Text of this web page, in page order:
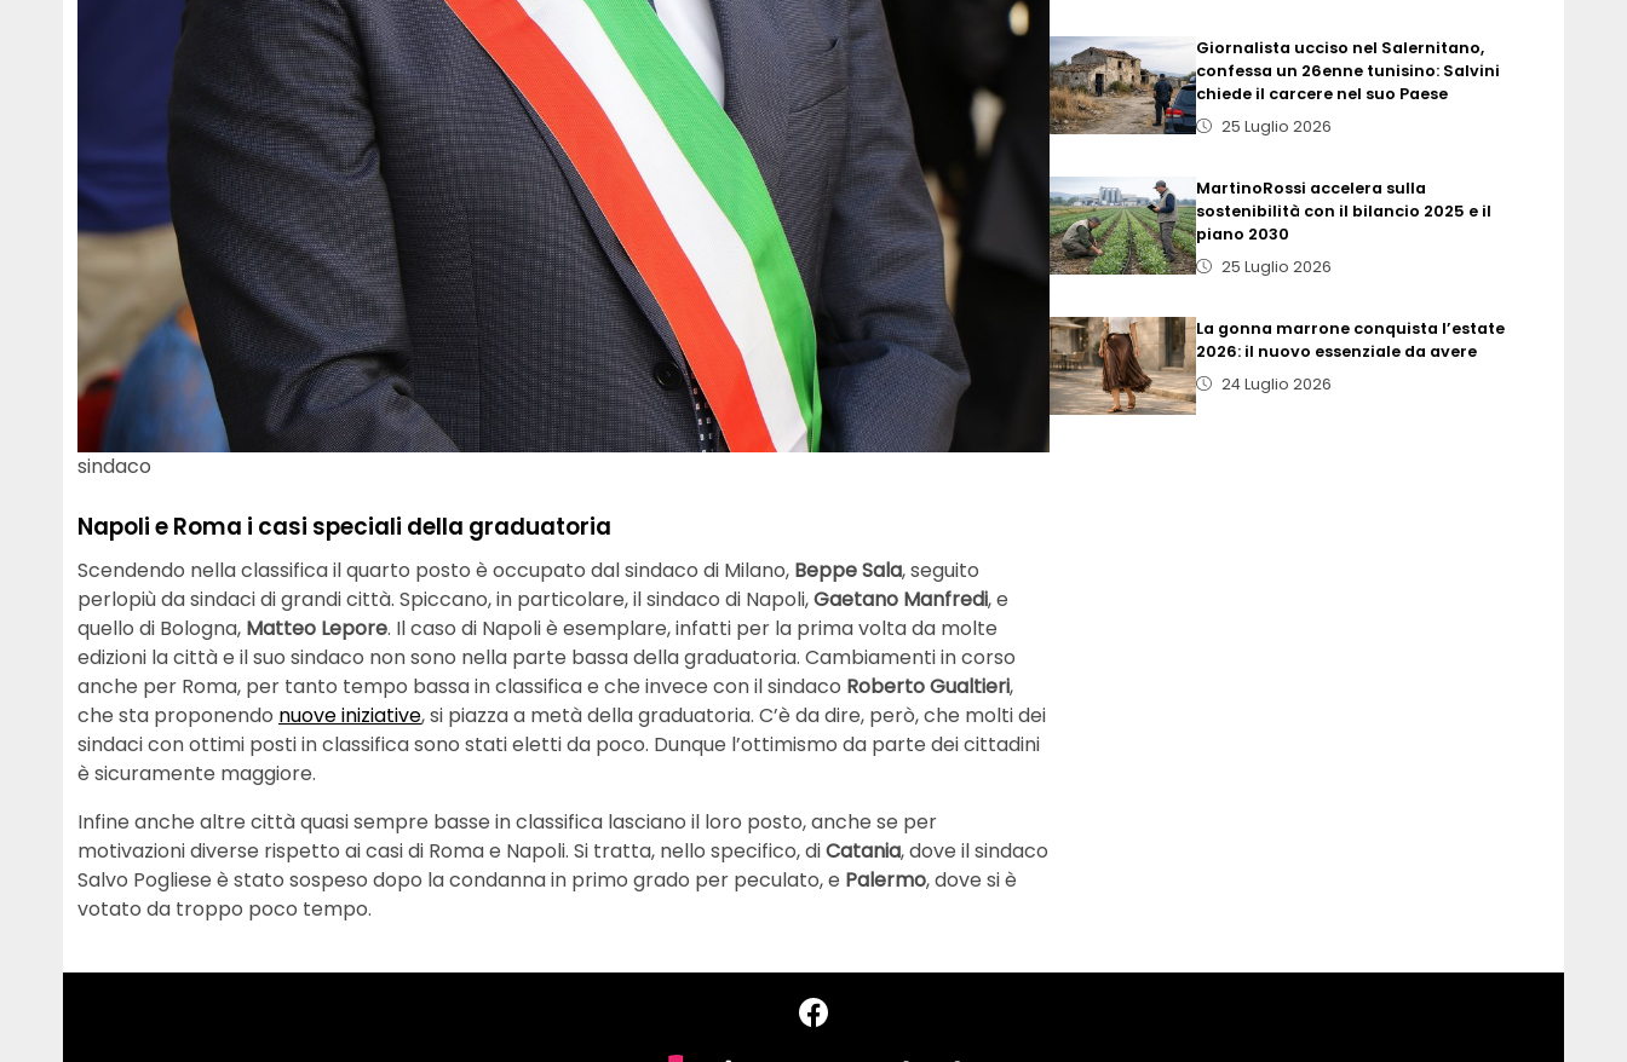
sindaco
Napoli e Roma i casi speciali della graduatoria
Scendendo nella classifica il quarto posto è occupato dal sindaco di Milano, Beppe Sala, seguito
perlopiù da sindaci di grandi città. Spiccano, in particolare, il sindaco di Napoli,Gaetano Manfredi, e
quello di Bologna, Matteo Lepore. Il caso di Napoli è esemplare, infatti per la prima volta da molte
edizioni la città e il suo sindaco non sono nella parte bassa della graduatoria. Cambiamenti in corso
anche per Roma, per tanto tempo bassa in classifica e che invece con il sindaco Roberto Gualtieri,
che sta proponendo nuove iniziative, si piazza a metà della graduatoria. C’è da dire, però, che molti dei
sindaci con ottimi posti in classifica sono stati eletti da poco. Dunque l’ottimismo da parte dei cittadini
è sicuramente maggiore.
Infine anche altre città quasi sempre basse in classifica lasciano il loro posto, anche se per
motivazioni diverse rispetto ai casi di Roma e Napoli. Si tratta, nello specifico, diCatania, dove il sindaco
Salvo Pogliese è stato sospeso dopo la condanna in primo grado per peculato, e Palermo, dove si è
votato da troppo poco tempo.
Giornalista ucciso nel Salernitano,
confessa un 26enne tunisino: Salvini
chiede il carcere nel suo Paese
25 Luglio 2026
MartinoRossi accelera sulla
sostenibilità con il bilancio 2025 e il
piano 2030
25 Luglio 2026
La gonna marrone conquista l’estate
2026: il nuovo essenziale da avere
24 Luglio 2026